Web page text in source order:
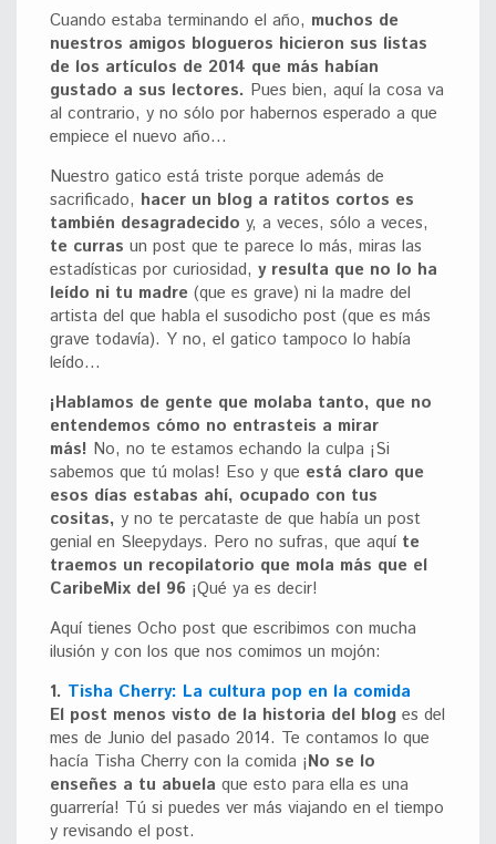
Cuando estaba terminando el año, muchos de
nuestros amigos blogueros hicieron sus listas
de los artículos de 2014 que más habían
gustado a sus lectores. Pues bien, aquí la cosa va
al contrario, y no sólo por habernos esperado a que
empiece el nuevo año…
Nuestro gatico está triste porque además de
sacrificado, hacer un blog a ratitos cortos es
también desagradecido y, a veces, sólo a veces,
te curras un post que te parece lo más, miras las
estadísticas por curiosidad, y resulta que no lo ha
leído ni tu madre (que es grave) ni la madre del
artista del que habla el susodicho post (que es más
grave todavía). Y no, el gatico tampoco lo había
leído…
¡Hablamos de gente que molaba tanto, que no
entendemos cómo no entrasteis a mirar
más! No, no te estamos echando la culpa ¡Si
sabemos que tú molas! Eso y que está claro que
esos días estabas ahí, ocupado con tus
cositas, y no te percataste de que había un post
genial en Sleepydays. Pero no sufras, que aquí te
traemos un recopilatorio que mola más que el
CaribeMix del 96 ¡Qué ya es decir!
Aquí tienes Ocho post que escribimos con mucha
ilusión y con los que nos comimos un mojón:
1. Tisha Cherry: La cultura pop en la comida
El post menos visto de la historia del blog es del
mes de Junio del pasado 2014. Te contamos lo que
hacía Tisha Cherry con la comida ¡No se lo
enseñes a tu abuela que esto para ella es una
guarrería! Tú si puedes ver más viajando en el tiempo
y revisando el post.